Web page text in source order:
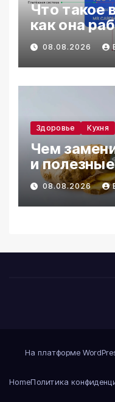
Что такое
как она
08.08.2026
Здоровье Кухня
Чем
и
08.08.2026
На платформе
HomeПолитика